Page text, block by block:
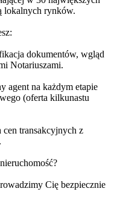
lokalnych rynków.
dokumentów, wgląd
Notariuszami.
agent na każdym etapie
(oferta kilkunastu
cen transakcyjnych z
Cię bezpiecznie